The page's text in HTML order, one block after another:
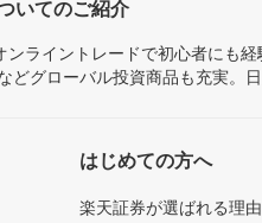
いてのご紹介
ンライントレードで初心者にも
どグローバル投資商品も充実。
はじめての方へ
楽天証券が選ばれる理由